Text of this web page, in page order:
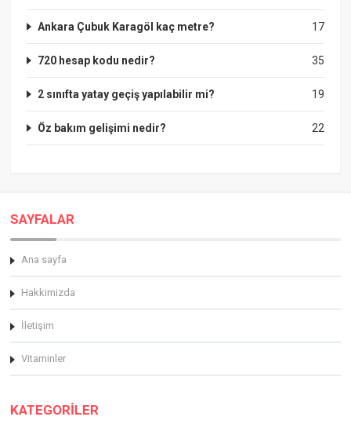
17
Ankara Çubuk Karagöl kaç metre?
35
720 hesap kodu nedir?
19
2 sınıfta yatay geçiş yapılabilir mi?
22
Öz bakım gelişimi nedir?
SAYFALAR
Ana sayfa
Hakkimizda
İletişim
Vitaminler
KATEGORİLER